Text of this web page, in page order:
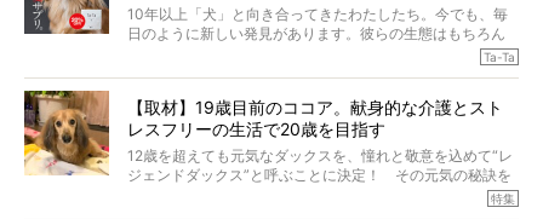
10年以上「犬」と向き合ってきたわたしたち。今でも、毎
日のように新しい発見があります。彼らの生態はもちろん
のこと、「食事」に関することも同じです。昔の犬は25年
代の犬の食事は“ある重要な栄養”が不足しがちになっている
というのです。
それを効率よくおぎなってくれるのが、コラーゲン！ そ
こでわたしたちは、純度100%の犬用コラーゲンサプリ
『Ta-Ta(タータ)』を作りました！
愛犬家の83％が「健康維持を実感した」と評判のTa-Ta(タ
Ta-Ta
【取材】19歳目前のココア。献身的な介護とスト
レスフリーの生活で20歳を目指す
12歳を超えても元気なダックスを、憧れと敬意を込めて“レ
ジェンドダックス”と呼ぶことに決定！ その元気の秘訣を
オーナーさんに伺うのが、特集『レジェンドダックスの肖特集